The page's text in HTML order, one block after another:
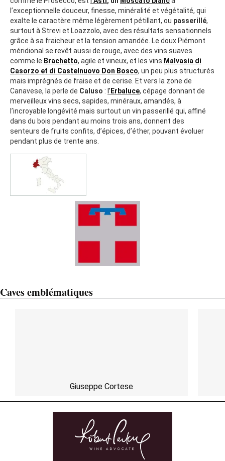
l’exceptionnelle douceur, finesse, minéralité et végétalité, qui
exalte le caractère même légèrement pétillant, ou passerillé,
surtout à Strevi et Loazzolo, avec des résultats sensationnels
grâce à sa fraicheur et la tension amandée. Le doux Piémont
méridional se revêt aussi de rouge, avec des vins suaves
comme le Brachetto, agile et vineux, et les vins Malvasia di
Casorzo et di Castelnuovo Don Bosco, un peu plus structurés
mais imprégnés de fraise et de cerise. Et vers la zone de
Canavese, la perle de Caluso : l’ Erbaluce, cépage donnant de
merveilleux vins secs, sapides, minéraux, amandés, à
l’incroyable longévité mais surtout un vin passerillé qui, affiné
dans du bois pendant au moins trois ans, donnent des
senteurs de fruits confits, d’épices, d’éther, pouvant évoluer
pendant plus de trente ans.
Caves emblématiques
Giuseppe Cortese